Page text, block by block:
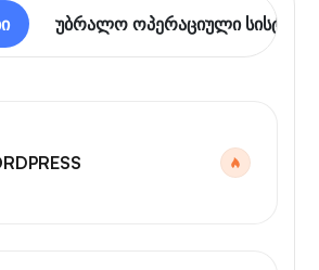
უბრალო ოპერაციული სისტემა